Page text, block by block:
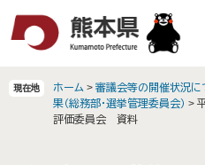
現在地 ホーム > 審議会等の開催状況に
果（総務部・選挙管理委員会） >
評価委員会 資料